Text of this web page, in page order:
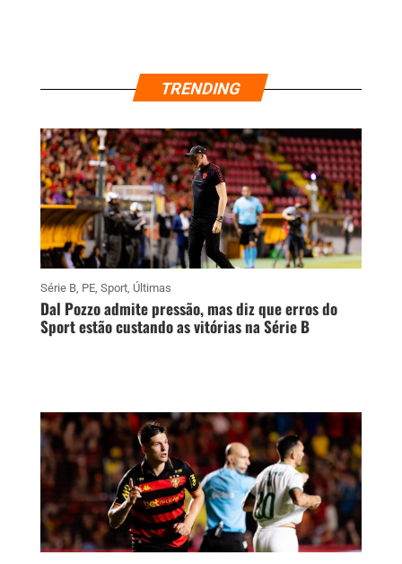
TRENDING
Série B, PE, Sport, Últimas
Dal Pozzo admite pressão, mas diz que erros do
Sport estão custando as vitórias na Série B